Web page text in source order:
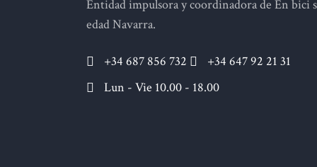
Entidad impulsora y coordinadora de En bici
edad Navarra.
+34 687 856 732
+34 647 92 21 31
Lun - Vie 10.00 - 18.00